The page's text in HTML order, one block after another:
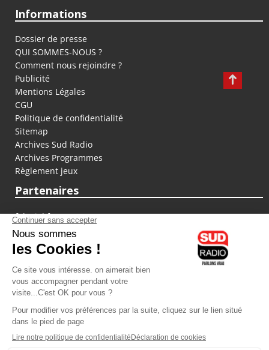
Informations
Dossier de presse
QUI SOMMES-NOUS ?
Comment nous rejoindre ?
Publicité
Mentions Légales
CGU
Politique de confidentialité
Sitemap
Archives Sud Radio
Archives Programmes
Règlement jeux
Partenaires
fiducial.fr
lyoncapitale.fr
olympique-et-lyonnais.com
L'application Iphone / Android
Téléchargez l'application
Les cookies